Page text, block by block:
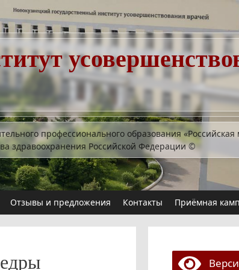
профессионального образования
здравоохранения Российской Федерации©
Отзывы и предложения Контакты Приёмная